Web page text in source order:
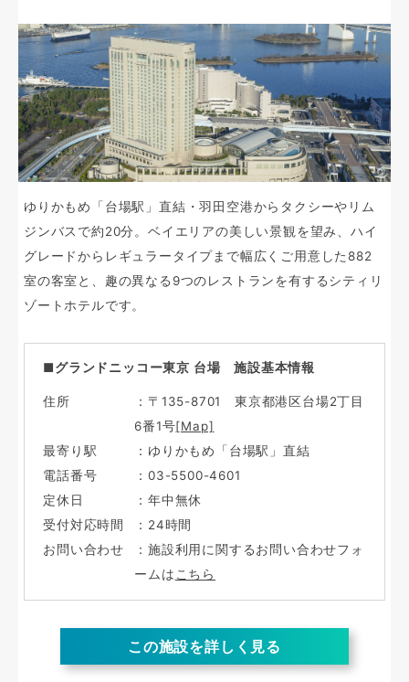
ゆりかもめ「台場駅」直結・羽田空港からタクシーやリム
ジンバスで約20分。ベイエリアの美しい景観を望み、ハイ
グレードからレギュラータイプまで幅広くご用意した882
室の客室と、趣の異なる9つのレストランを有するシティリ
ゾートホテルです。
■グランドニッコー東京 台場 施設基本情報
住所
：〒135-8701 東京都港区台場2丁目
6番1号[Map]
最寄り駅
：ゆりかもめ「台場駅」直結
電話番号
：03-5500-4601
定休日
：年中無休
受付対応時間
：24時間
お問い合わせ
：施設利用に関するお問い合わせフォ
ームはこちら
この施設を詳しく見る